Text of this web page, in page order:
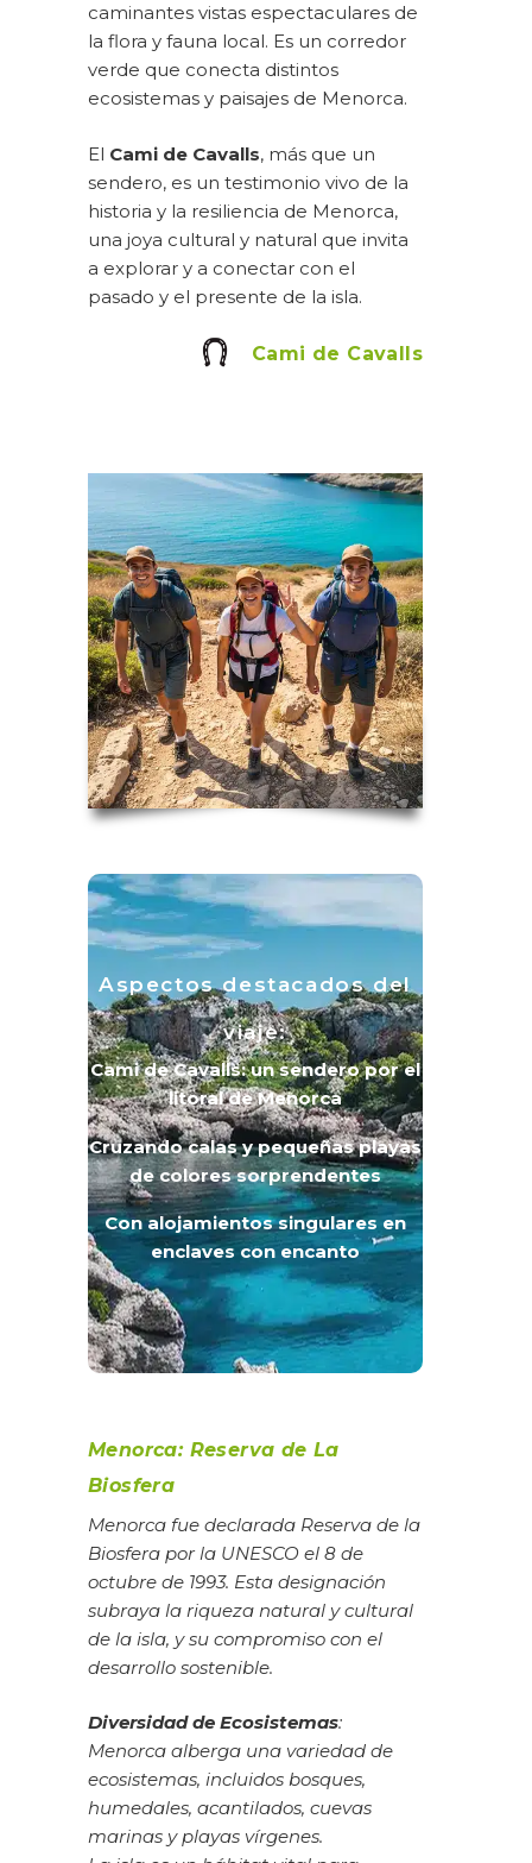
caminantes vistas espectaculares de
la flora y fauna local. Es un corredor
verde que conecta distintos
ecosistemas y paisajes de Menorca.
El Cami de Cavalls, más que un
sendero, es un testimonio vivo de la
historia y la resiliencia de Menorca,
una joya cultural y natural que invita
a explorar y a conectar con el
pasado y el presente de la isla.
Cami de Cavalls
Aspectos destacados del
viaje:
Cami de Cavalls: un sendero por el
litoral de Menorca
Cruzando calas y pequeñas playas
de colores sorprendentes
Con alojamientos singulares en
enclaves con encanto
Menorca: Reserva de La
Biosfera
Menorca fue declarada Reserva de la
Biosfera por la UNESCO el 8 de
octubre de 1993. Esta designación
subraya la riqueza natural y cultural
de la isla, y su compromiso con el
desarrollo sostenible.
Diversidad de Ecosistemas:
Menorca alberga una variedad de
ecosistemas, incluidos bosques,
humedales, acantilados, cuevas
marinas y playas vírgenes.